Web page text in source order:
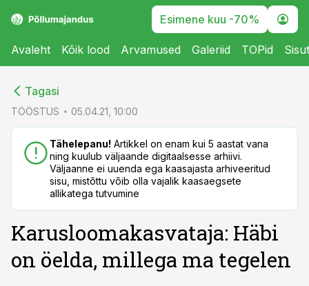
Esimene kuu -70%
Avaleht Kõik lood Arvamused Galeriid TOPid
Tagasi
TÖÖSTUS 05.04.21, 10:00
Tähelepanu! Artikkel on enam kui 5 aastat vana
ning kuulub väljaande digitaalsesse arhiivi.
Väljaanne ei uuenda ega kaasajasta arhiveeritud
sisu, mistõttu võib olla vajalik kaasaegsete
allikatega tutvumine
Karusloomakasvataja: Häbi
on öelda, millega ma tegelen